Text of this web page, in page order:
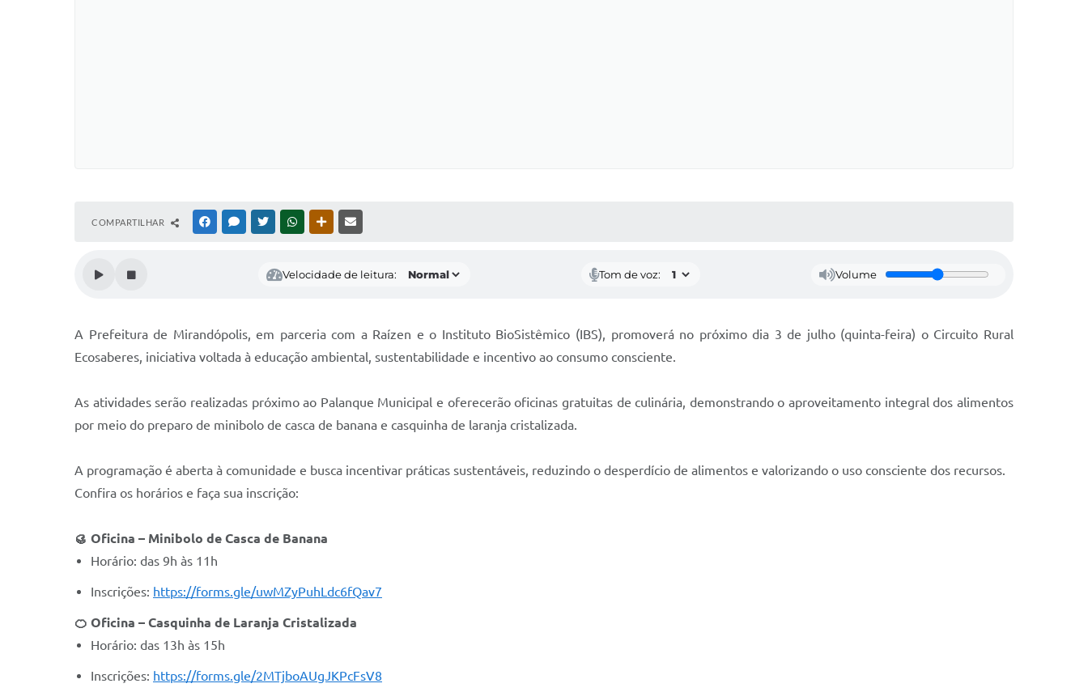
COMPARTILHAR FACEBOOKMESSENGER
TWITTERWHATSAPPOUTRAS MÍDIAS
Velocidade de leitura: Tom de voz: Volume
A Prefeitura de Mirandópolis, em parceria com a Raízen e o Instituto BioSistêmico (IBS), promoverá no próximo dia 3 de julho (quinta-feira) o Circuito Rural
Ecosaberes, iniciativa voltada à educação ambiental, sustentabilidade e incentivo ao consumo consciente.
As atividades serão realizadas próximo ao Palanque Municipal e oferecerão oficinas gratuitas de culinária, demonstrando o aproveitamento integral dos alimentos
por meio do preparo de minibolo de casca de banana e casquinha de laranja cristalizada.
A programação é aberta à comunidade e busca incentivar práticas sustentáveis, reduzindo o desperdício de alimentos e valorizando o uso consciente dos recursos.
Confira os horários e faça sua inscrição:
🥮 Oficina – Minibolo de Casca de Banana
Horário: das 9h às 11h
Inscrições: https://forms.gle/uwMZyPuhLdc6fQav7
🍊 Oficina – Casquinha de Laranja Cristalizada
Horário: das 13h às 15h
Inscrições: https://forms.gle/2MTjboAUgJKPcFsV8